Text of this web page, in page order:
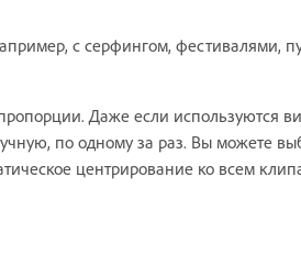
с серфингом, фестивалями,
Даже если используются
по одному за раз. Вы можете
центрирование ко всем